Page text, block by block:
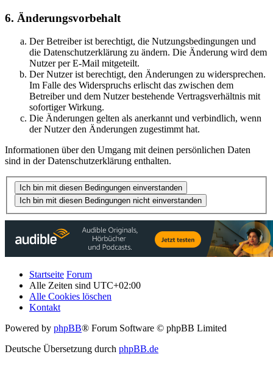
6. Änderungsvorbehalt
Der Betreiber ist berechtigt, die Nutzungsbedingungen und
die Datenschutzerklärung zu ändern. Die Änderung wird dem
Nutzer per E-Mail mitgeteilt.
Der Nutzer ist berechtigt, den Änderungen zu widersprechen.
Im Falle des Widerspruchs erlischt das zwischen dem
Betreiber und dem Nutzer bestehende Vertragsverhältnis mit
sofortiger Wirkung.
Die Änderungen gelten als anerkannt und verbindlich, wenn
der Nutzer den Änderungen zugestimmt hat.
Informationen über den Umgang mit deinen persönlichen Daten
sind in der Datenschutzerklärung enthalten.
Startseite Forum
Alle Zeiten sind UTC+02:00
Alle Cookies löschen
Kontakt
Powered by phpBB® Forum Software © phpBB Limited
Deutsche Übersetzung durch phpBB.de